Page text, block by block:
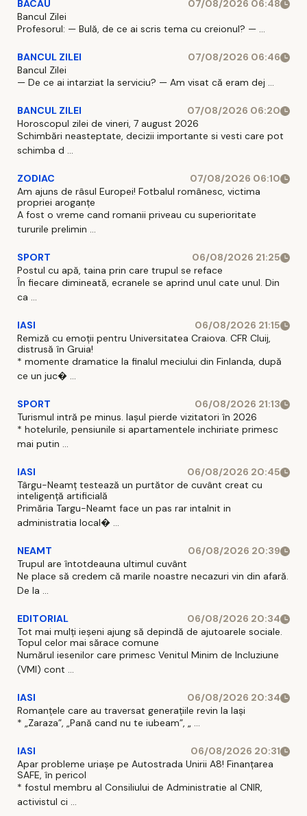
BACAU
07/08/2026 06:48
Bancul Zilei
Profesorul: — Bulă, de ce ai scris tema cu creionul? — ...
BANCUL ZILEI
07/08/2026 06:46
Bancul Zilei
— De ce ai intarziat la serviciu? — Am visat că eram dej ...
BANCUL ZILEI
07/08/2026 06:20
Horoscopul zilei de vineri, 7 august 2026
Schimbări neasteptate, decizii importante si vesti care pot
schimba d ...
ZODIAC
07/08/2026 06:10
Am ajuns de râsul Europei! Fotbalul românesc, victima
propriei aroganțe
A fost o vreme cand romanii priveau cu superioritate
tururile prelimin ...
SPORT
06/08/2026 21:25
Postul cu apă, taina prin care trupul se reface
În fiecare dimineată, ecranele se aprind unul cate unul. Din
ca ...
IASI
06/08/2026 21:15
Remiză cu emoții pentru Universitatea Craiova. CFR Cluij,
distrusă în Gruia!
* momente dramatice la finalul meciului din Finlanda, după
ce un juc� ...
SPORT
06/08/2026 21:13
Turismul intră pe minus. Iașul pierde vizitatori în 2026
* hotelurile, pensiunile si apartamentele inchiriate primesc
mai putin ...
IASI
06/08/2026 20:45
Târgu-Neamț testează un purtător de cuvânt creat cu
inteligență artificială
Primăria Targu-Neamt face un pas rar intalnit in
administratia local� ...
NEAMT
06/08/2026 20:39
Trupul are întotdeauna ultimul cuvânt
Ne place să credem că marile noastre necazuri vin din afară.
De la ...
EDITORIAL
06/08/2026 20:34
Tot mai mulți ieșeni ajung să depindă de ajutoarele sociale.
Topul celor mai sărace comune
Numărul iesenilor care primesc Venitul Minim de Incluziune
(VMI) cont ...
IASI
06/08/2026 20:34
Romanțele care au traversat generațiile revin la Iași
* „Zaraza”, „Pană cand nu te iubeam”, „ ...
IASI
06/08/2026 20:31
Apar probleme uriașe pe Autostrada Unirii A8! Finanțarea
SAFE, în pericol
* fostul membru al Consiliului de Administratie al CNIR,
activistul ci ...